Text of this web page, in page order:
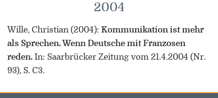
2004
Wille, Christian (2004): Kommunikation ist mehr
als Sprechen. Wenn Deutsche mit Franzosen
reden. In: Saarbrücker Zeitung vom 21.4.2004 (Nr.
93), S. C3.